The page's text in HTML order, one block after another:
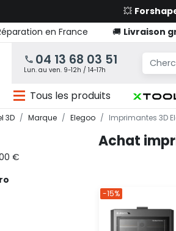
💥
en France
🚚 Livraison
04 13 68 03 51
Lun. au ven. 9-12h / 14-17h
Tous les produits
3D Marque Elegoo Imprimantes 3D
€
Achat
-15%